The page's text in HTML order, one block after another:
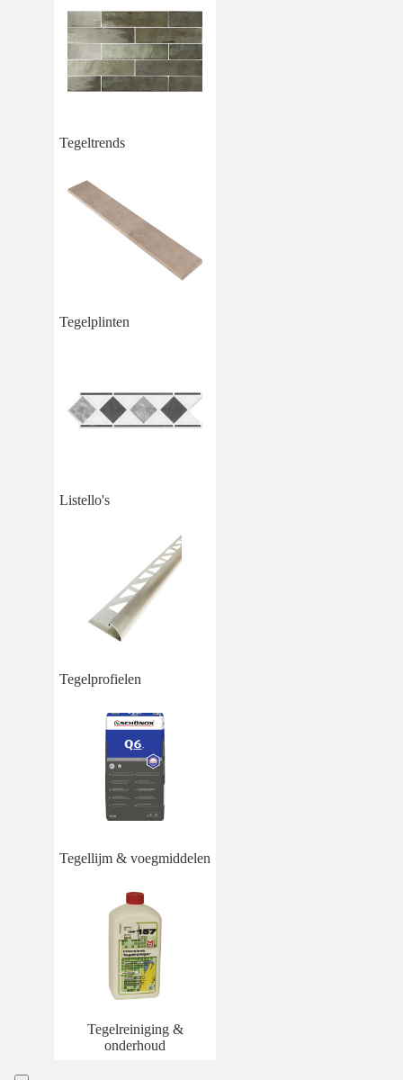
Tegeltrends
Tegelplinten
Listello's
Tegelprofielen
Tegellijm & voegmiddelen
Tegelreiniging &
onderhoud